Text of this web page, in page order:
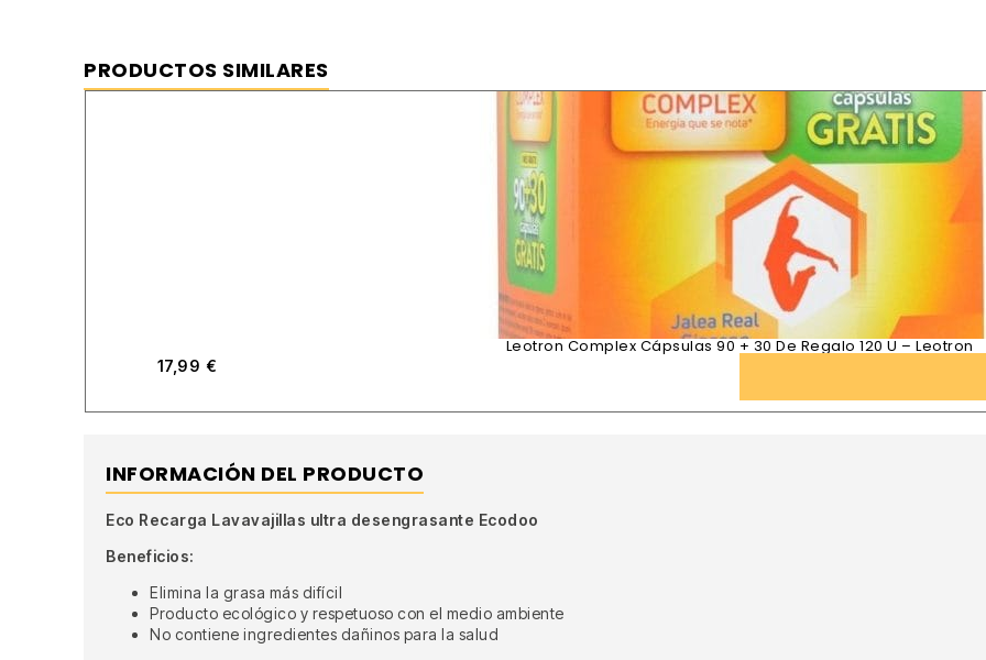
PRODUCTOS SIMILARES
Leotron Complex Cápsulas 90 + 30 De Regalo 120 U – Leotron
17,99 €
INFORMACIÓN DEL PRODUCTO
Eco Recarga Lavavajillas ultra desengrasante Ecodoo
Beneficios:
Elimina la grasa más difícil
Producto ecológico y respetuoso con el medio ambiente
No contiene ingredientes dañinos para la salud